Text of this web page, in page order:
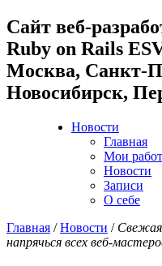
Cайт веб-
Ruby on Rails
Москва, Санкт-
Новосибирск,
Новости
Главная
Мои
Новости
Записи
О себе
Главная /Новости / Свежая
напрячься всех веб-